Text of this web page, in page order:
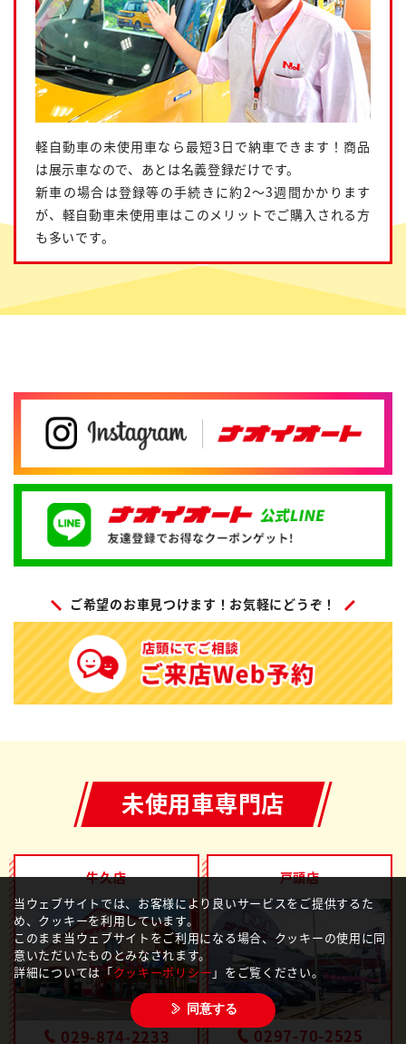
軽自動車の未使用車なら最短3日で納車できます！商品
は展示車なので、あとは名義登録だけです。
新車の場合は登録等の手続きに約2～3週間かかります
が、軽自動車未使用車はこのメリットでご購入される方
も多いです。
ご希望のお車見つけます！お気軽にどうぞ！
未使用車専門店
牛久店
029-874-2233
戸頭店
0297-70-2525
当ウェブサイトでは、お客様により良いサービスをご提供するた
め、クッキーを利用しています。
このまま当ウェブサイトをご利用になる場合、クッキーの使用に同
意いただいたものとみなされます。
詳細については「クッキーポリシー 」をご覧ください。
同意する